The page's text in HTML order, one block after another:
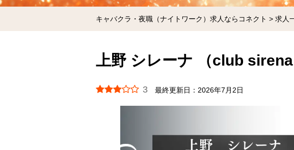
キャバクラ・夜職（ナイトワーク）求人ならコネクト > 求人
上野 シレーナ （club sirena
3 最終更新日： 2026年7月2日